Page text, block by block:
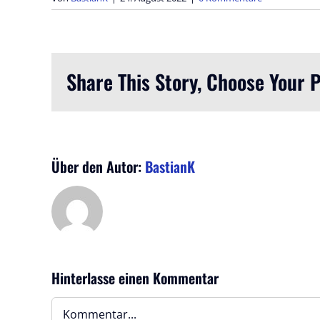
Share This Story, Choose Your
Über den Autor: BastianK
Hinterlasse einen Kommentar
Kommentar